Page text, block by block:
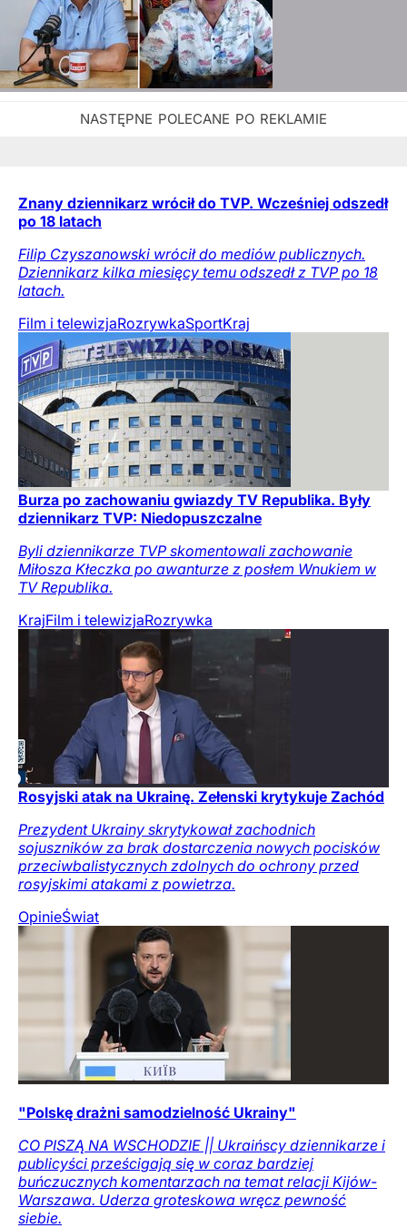
Znany dziennikarz wrócił do TVP. Wcześniej odszedł
po 18 latach
Filip Czyszanowski wrócił do mediów publicznych.
Dziennikarz kilka miesięcy temu odszedł z TVP po 18
latach.
Film i telewizjaRozrywkaSportKraj
Burza po zachowaniu gwiazdy TV Republika. Były
dziennikarz TVP: Niedopuszczalne
Byli dziennikarze TVP skomentowali zachowanie
Miłosza Kłeczka po awanturze z posłem Wnukiem w
TV Republika.
KrajFilm i telewizjaRozrywka
Rosyjski atak na Ukrainę. Zełenski krytykuje Zachód
Prezydent Ukrainy skrytykował zachodnich
sojuszników za brak dostarczenia nowych pocisków
przeciwbalistycznych zdolnych do ochrony przed
rosyjskimi atakami z powietrza.
OpinieŚwiat
"Polskę drażni samodzielność Ukrainy"
CO PISZĄ NA WSCHODZIE || Ukraińscy dziennikarze i
publicyści prześcigają się w coraz bardziej
buńczucznych komentarzach na temat relacji Kijów-
Warszawa. Uderza groteskowa wręcz pewność
siebie.